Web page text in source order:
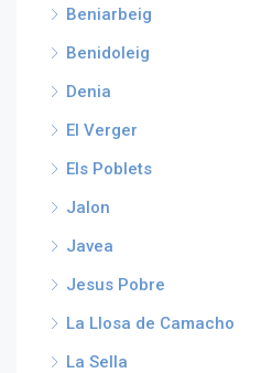
Beniarbeig
Benidoleig
Denia
El Verger
Els Poblets
Jalon
Javea
Jesus Pobre
La Llosa de Camacho
La Sella